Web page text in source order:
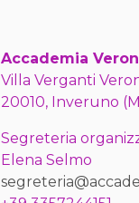
Accademia
Villa Verganti
20010, Inveruno
Segreteria
Elena Selmo